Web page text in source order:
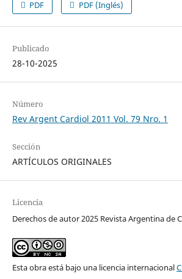
PDF PDF (Inglés)
Publicado
28-10-2025
Número
Rev Argent Cardiol 2011 Vol. 79 Nro. 1
Sección
ARTÍCULOS ORIGINALES
Licencia
Derechos de autor 2025 Revista Argentina de
Esta obra está bajo una licencia internacional